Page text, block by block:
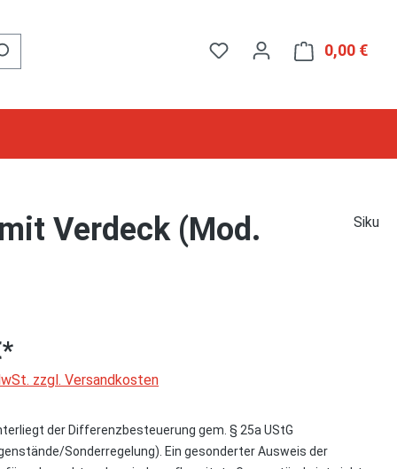
0,00 €
Verdeck (Mod.
Siku
zzgl. Versandkosten
der Differenzbesteuerung gem. § 25a UStG
Sonderregelung). Ein gesonderter Ausweis der